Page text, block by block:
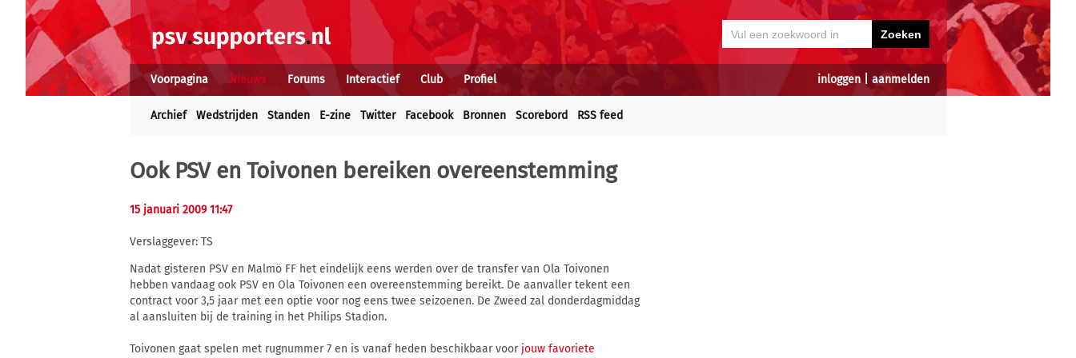
inloggen| aanmelden
Voorpagina Nieuws Forums Interactief Club Profiel
Archief Wedstrijden Standen E-zine Twitter Facebook Bronnen Scorebord RSS feed
Ook PSV en Toivonen bereiken overeenstemming
15 januari 2009 11:47
Verslaggever: TS
Nadat gisteren PSV en Malmö FF het eindelijk eens werden over de transfer van Ola Toivonen
hebben vandaag ook PSV en Ola Toivonen een overeenstemming bereikt. De aanvaller tekent een
contract voor 3,5 jaar met een optie voor nog eens twee seizoenen. De Zweed zal donderdagmiddag
al aansluiten bij de training in het Philips Stadion.
Toivonen gaat spelen met rugnummer 7 en is vanaf heden beschikbaar voor jouw favoriete